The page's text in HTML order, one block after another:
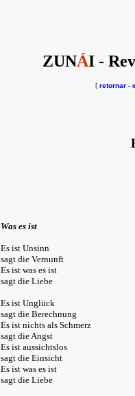
ZUNÁI -
[ retornar-
Was es ist
Es ist Unsinn
sagt die Vernunft
Es ist was es ist É
sagt die Liebe
Es ist Unglück É
sagt die Berechnung
Es ist nichts als Schmerz
sagt die Angst
Es ist aussichtslos É
sagt die Einsicht
Es ist was es ist É
sagt die Liebe